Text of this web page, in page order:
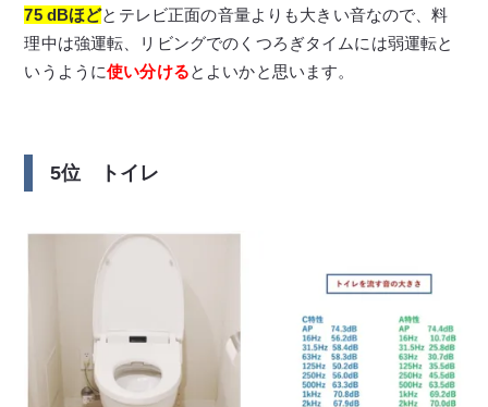
75 dBほどとテレビ正面の音量よりも大きい音なので、料
理中は強運転、リビングでのくつろぎタイムには弱運転と
いうように使い分けるとよいかと思います。
5位 トイレ